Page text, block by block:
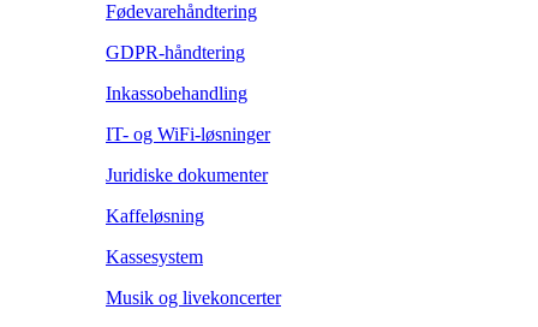
Fødevarehåndtering
GDPR-håndtering
Inkassobehandling
IT- og WiFi-løsninger
Juridiske dokumenter
Kaffeløsning
Kassesystem
Musik og livekoncerter